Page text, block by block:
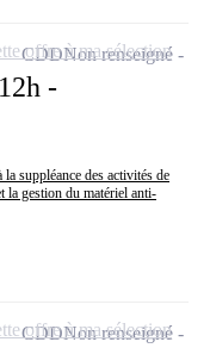
-
suppléance des activités de
la gestion du matériel anti-
CDDNon renseigné
offre à ma sélection
CDDNon renseigné
offre à ma sélection